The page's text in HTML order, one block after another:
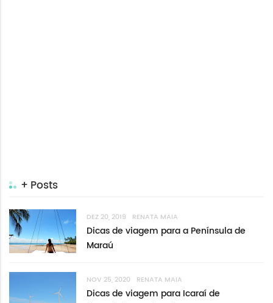
+ Posts
DEZ 20, 2019 RENATA MAIA
Dicas de viagem para a Península de
Maraú
NOV 25, 2020 RENATA MAIA
Dicas de viagem para Icaraí de